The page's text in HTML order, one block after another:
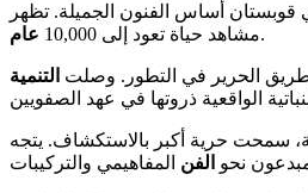
قوبستان أساس الفنون الجميلة. تظهر
مشاهد حياة تعود إلى 10,000
عام .
الحرير في التطور. وصلت التنمية
سمحت حرية أكبر بالاستكشاف. يتجه
نحو الفن